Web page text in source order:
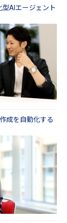
の標準化
現する業
りアプロー
防止研修
現する業
アプロー
防止研修
型AIエージェント
成を自動化する